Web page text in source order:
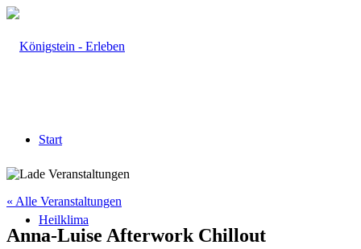
Start
Heilklima
« Alle Veranstaltungen
Anna-Luise Afterwork Chillout